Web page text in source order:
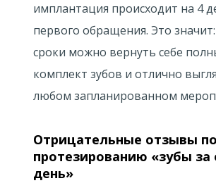
имплантация происходит на 4
первого обращения. Это
сроки можно вернуть себе
комплект зубов и отлично
любом запланированном
Отрицательные отзывы по
протезированию «зубы за
день»